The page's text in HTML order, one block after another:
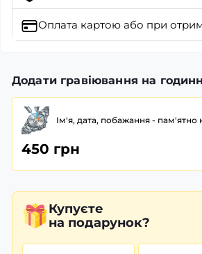
Оплата картою або при
Додати гравіювання на
Ім'я, дата, побажання - пам'ятно
450 грн
Купуєте
на подарунок?